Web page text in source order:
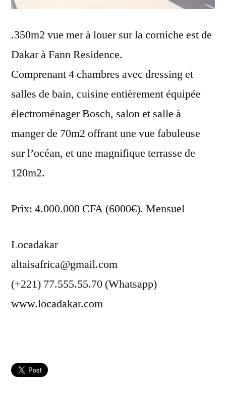
.350m2 vue mer à louer sur la corniche est de
Dakar à Fann Residence.
Comprenant 4 chambres avec dressing et
salles de bain, cuisine entièrement équipée
électroménager Bosch, salon et salle à
manger de 70m2 offrant une vue fabuleuse
sur l’océan, et une magnifique terrasse de
120m2.
Prix: 4.000.000 CFA (6000€). Mensuel
Locadakar
altaisafrica@gmail.com
(+221) 77.555.55.70 (Whatsapp)
www.locadakar.com